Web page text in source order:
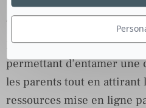
ANNÉE : 2020
La campagne a couvert
permettant d’entamer une
les parents tout en attirant
ressources mise en ligne